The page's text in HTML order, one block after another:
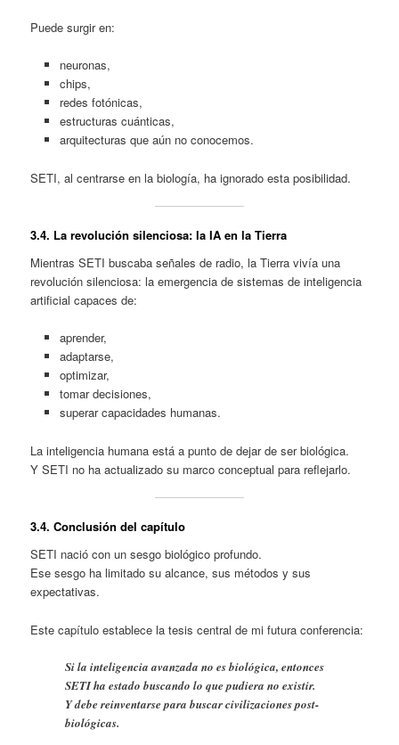
Puede surgir en:
neuronas,
chips,
redes fotónicas,
estructuras cuánticas,
arquitecturas que aún no conocemos.
SETI, al centrarse en la biología, ha ignorado esta posibilidad.
3.4. La revolución silenciosa: la IA en la Tierra
Mientras SETI buscaba señales de radio, la Tierra vivía una
revolución silenciosa: la emergencia de sistemas de inteligencia
artificial capaces de:
aprender,
adaptarse,
optimizar,
tomar decisiones,
superar capacidades humanas.
La inteligencia humana está a punto de dejar de ser biológica.
Y SETI no ha actualizado su marco conceptual para reflejarlo.
3.4. Conclusión del capítulo
SETI nació con un sesgo biológico profundo.
Ese sesgo ha limitado su alcance, sus métodos y sus
expectativas.
Este capítulo establece la tesis central de mi futura conferencia:
Si la inteligencia avanzada no es biológica, entonces
SETI ha estado buscando lo que pudiera no existir.
Y debe reinventarse para buscar civilizaciones post-
biológicas.